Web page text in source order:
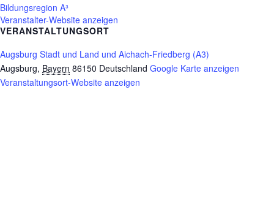
Bildungsregion A³
Veranstalter-Website anzeigen
VERANSTALTUNGSORT
Augsburg Stadt und Land und Aichach-Friedberg (A3)
Augsburg, Bayern 86150 Deutschland Google Karte anzeigen
Veranstaltungsort-Website anzeigen